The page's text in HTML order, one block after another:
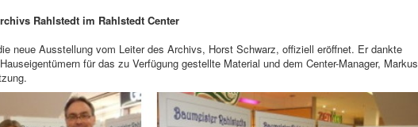
Rahlstedt im Rahlstedt Center
neue Ausstellung vom Leiter des Archivs, Horst Schwarz, offiziell eröffnet. Er dankte
für das zu Verfügung gestellte Material und dem Center-Manager, Markus